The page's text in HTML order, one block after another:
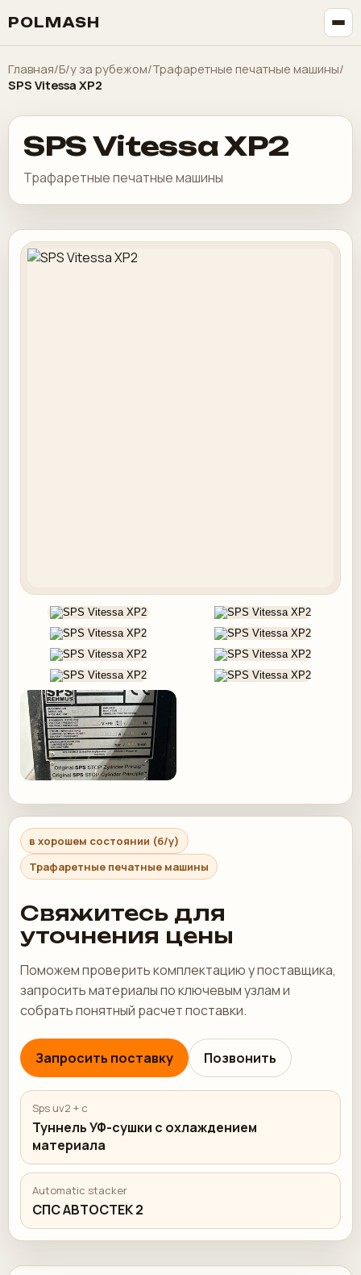
POLMASH
Главная/Б/у за рубежом/Трафаретные печатные машины/
SPS Vitessa XP2
SPS Vitessa XP2
Трафаретные печатные машины
в хорошем состоянии (б/у)
Трафаретные печатные машины
Свяжитесь для
уточнения цены
Поможем проверить комплектацию у поставщика,
запросить материалы по ключевым узлам и
собрать понятный расчет поставки.
Запросить поставку Позвонить
Sps uv2 + c
Туннель УФ-сушки с охлаждением
материала
Automatic stacker
СПС АВТОСТЕК 2